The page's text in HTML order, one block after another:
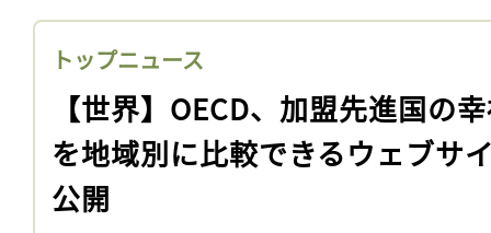
トップニュース
【世界】OECD、加盟先進国の
を地域別に比較できるウェブサ
公開